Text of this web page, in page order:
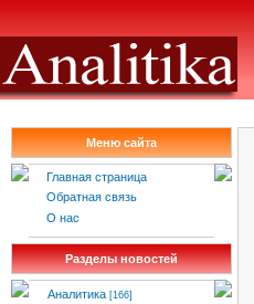
Меню сайта
Главная страница
Обратная связь
О нас
Разделы новостей
Аналитика [166]